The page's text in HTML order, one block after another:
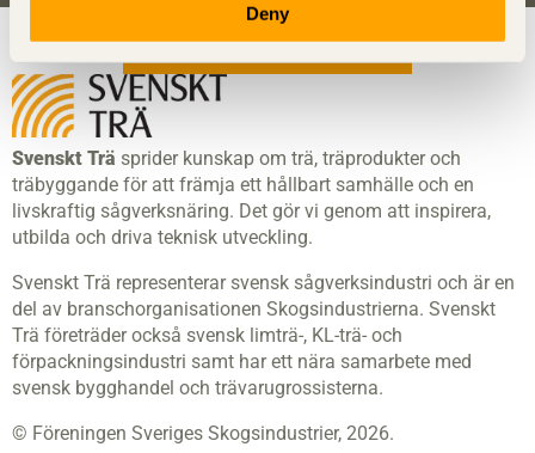
Deny
Visa sajtkarta
Svenskt Trä sprider kunskap om trä, träprodukter och
träbyggande för att främja ett hållbart samhälle och en
livskraftig sågverksnäring. Det gör vi genom att inspirera,
utbilda och driva teknisk utveckling.
Svenskt Trä representerar svensk sågverksindustri och är en
del av branschorganisationen Skogsindustrierna. Svenskt
Trä företräder också svensk limträ-, KL-trä- och
förpackningsindustri samt har ett nära samarbete med
svensk bygghandel och trävarugrossisterna.
© Föreningen Sveriges Skogsindustrier, 2026.